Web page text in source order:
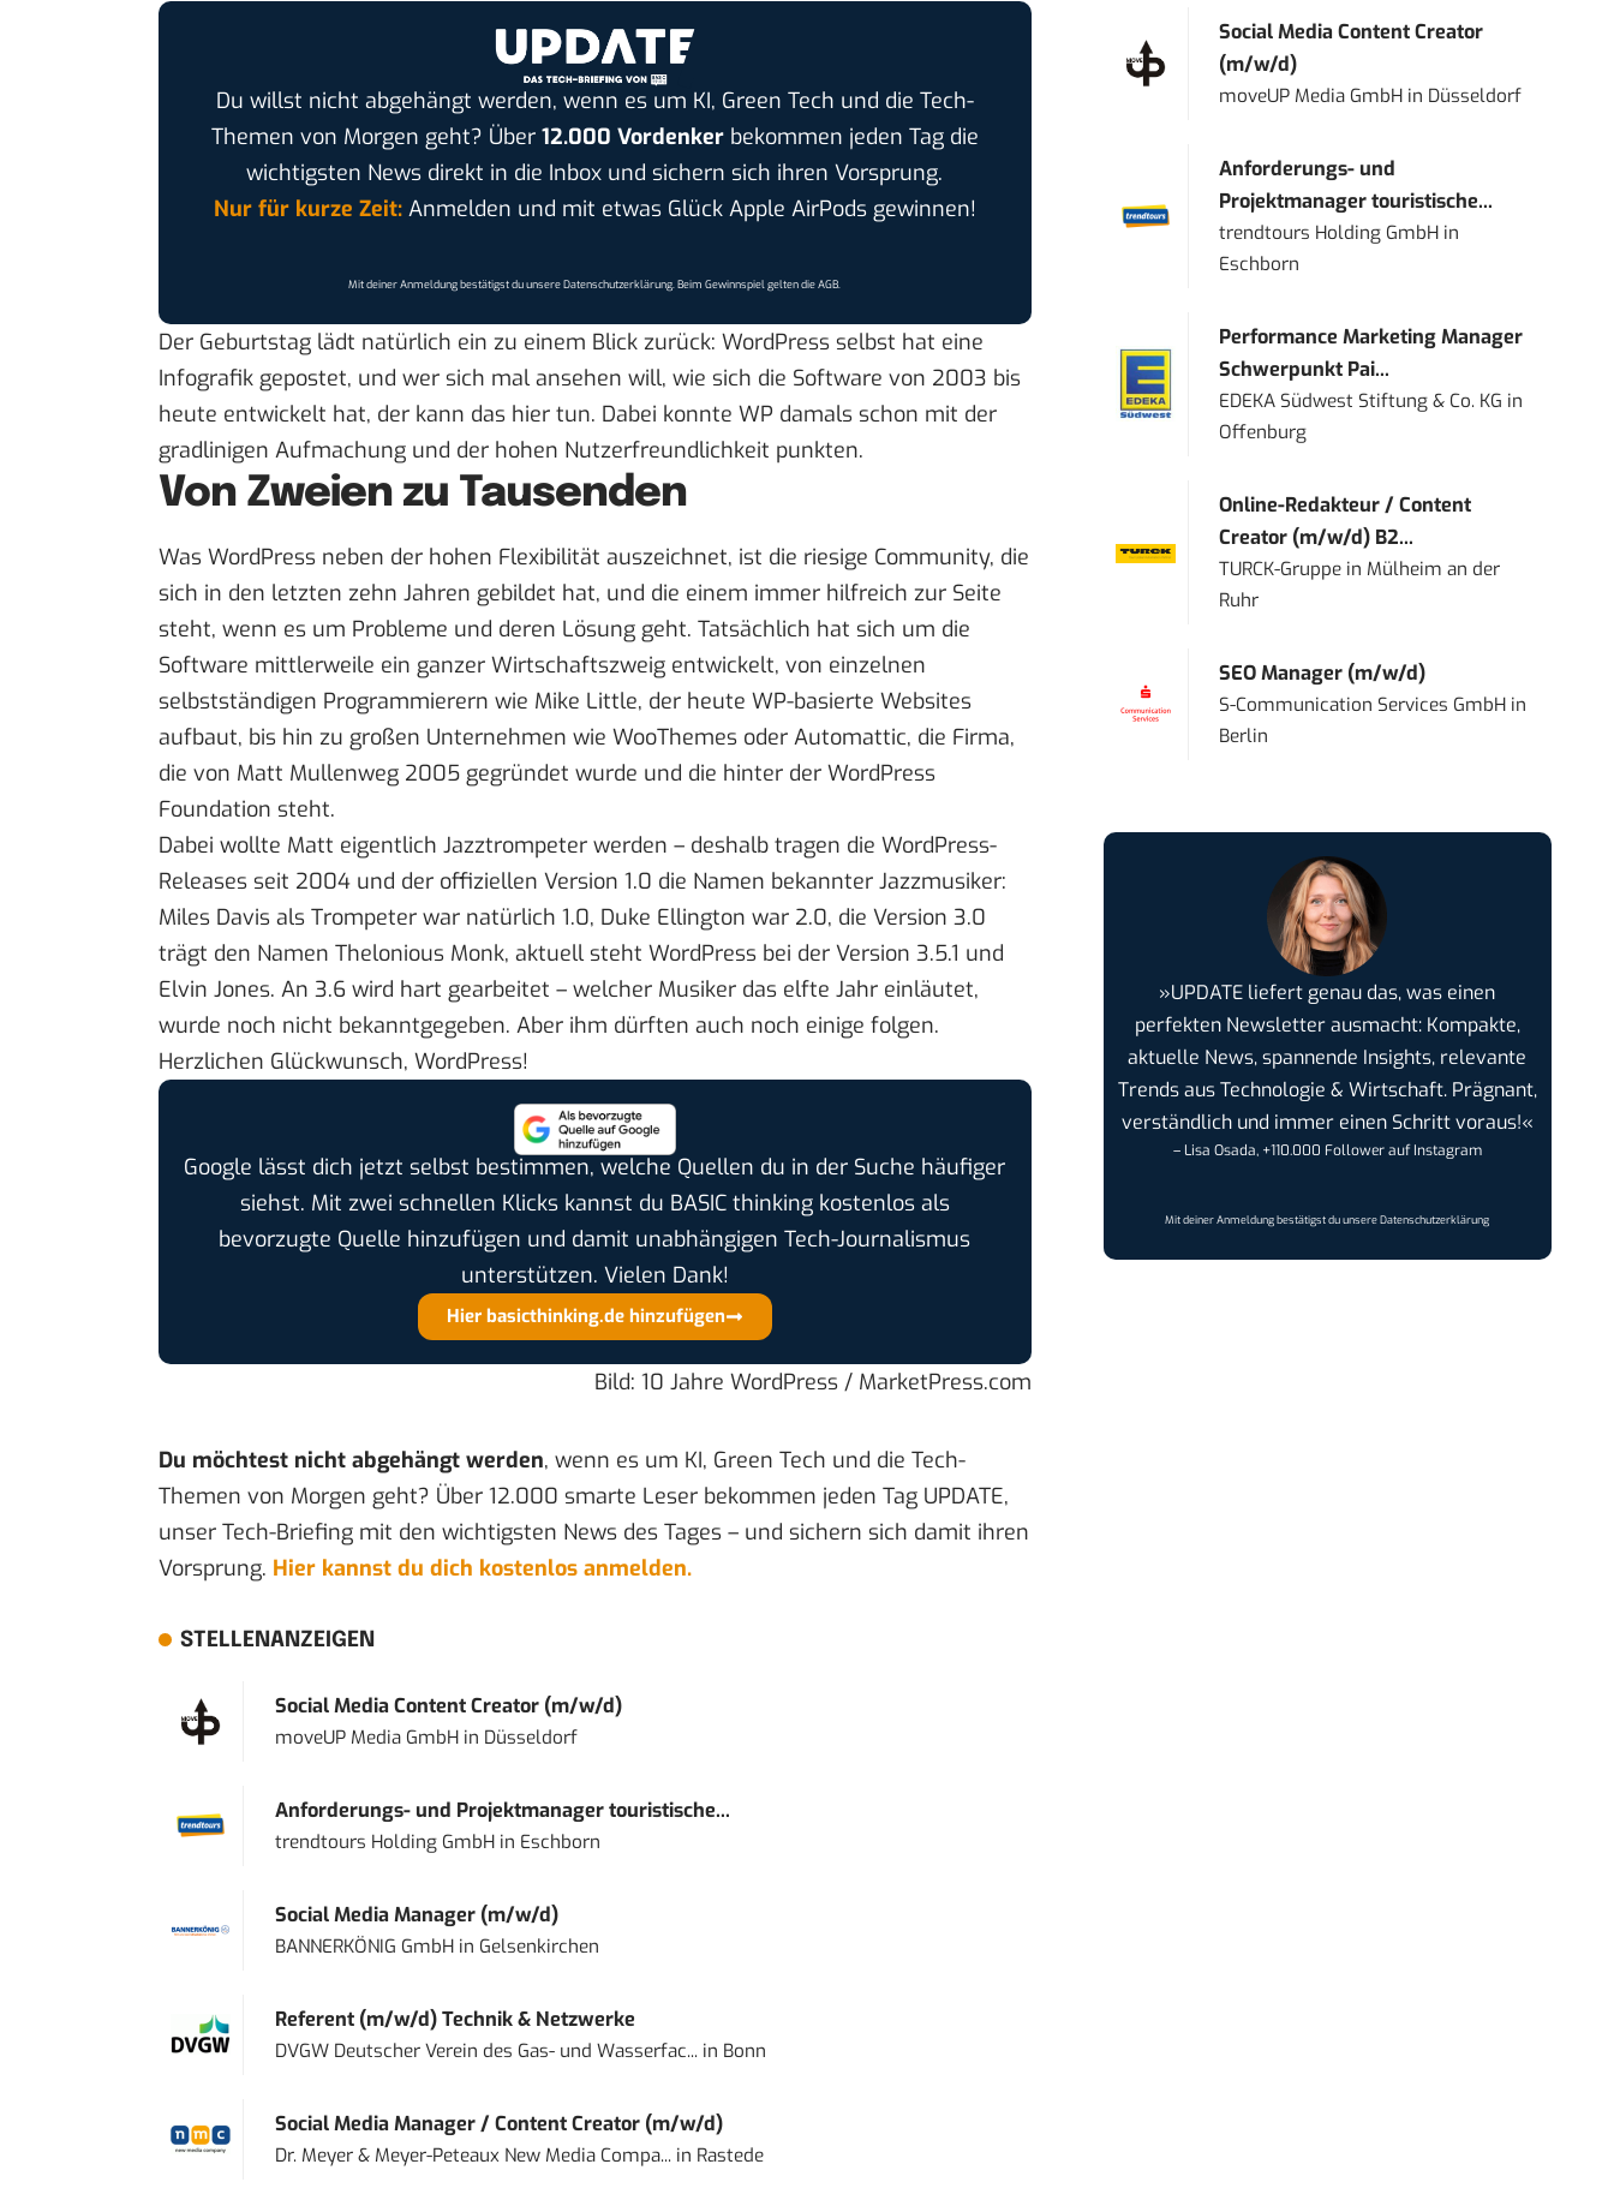
Du willst nicht abgehängt werden, wenn es um KI, Green Tech und die Tech-
Themen von Morgen geht? Über 12.000 Vordenkerbekommen jeden Tag die
wichtigsten News direkt in die Inbox und sichern sich ihren Vorsprung.
Nur für kurze Zeit:Anmelden und mit etwas Glück Apple AirPods gewinnen!
Mit deiner Anmeldung bestätigst du unsereDatenschutzerklärung. Beim Gewinnspiel gelten dieAGB.
Der Geburtstag lädt natürlich ein zu einem Blick zurück: WordPress selbst hat eine
Infografik gepostet, und wer sich mal ansehen will, wie sich die Software von 2003 bis
heute entwickelt hat, der kann das hier tun. Dabei konnte WP damals schon mit der
gradlinigen Aufmachung und der hohen Nutzerfreundlichkeit punkten.
Von Zweien zu Tausenden
Was WordPress neben der hohen Flexibilität auszeichnet, ist die riesige Community, die
sich in den letzten zehn Jahren gebildet hat, und die einem immer hilfreich zur Seite
steht, wenn es um Probleme und deren Lösung geht. Tatsächlich hat sich um die
Software mittlerweile ein ganzer Wirtschaftszweig entwickelt, von einzelnen
selbstständigen Programmierern wie Mike Little, der heute WP-basierte Websites
aufbaut, bis hin zu großen Unternehmen wie WooThemes oder Automattic, die Firma,
die von Matt Mullenweg 2005 gegründet wurde und die hinter der WordPress
Foundation steht.
Dabei wollte Matt eigentlich Jazztrompeter werden – deshalb tragen die WordPress-
Releases seit 2004 und der offiziellen Version 1.0 die Namen bekannter Jazzmusiker:
Miles Davis als Trompeter war natürlich 1.0, Duke Ellington war 2.0, die Version 3.0
trägt den Namen Thelonious Monk, aktuell steht WordPress bei der Version 3.5.1 und
Elvin Jones. An 3.6 wird hart gearbeitet – welcher Musiker das elfte Jahr einläutet,
wurde noch nicht bekanntgegeben. Aber ihm dürften auch noch einige folgen.
Herzlichen Glückwunsch, WordPress!
Google lässt dich jetzt selbst bestimmen, welche Quellen du in der Suche häufiger
siehst. Mit zwei schnellen Klicks kannst du BASIC thinking kostenlos als
bevorzugte Quelle hinzufügen und damit unabhängigen Tech-Journalismus
unterstützen. Vielen Dank!
Hier basicthinking.de hinzufügen
Bild: 10 Jahre WordPress / MarketPress.com
Du möchtest nicht abgehängt werden, wenn es um KI, Green Tech und die Tech-
Themen von Morgen geht? Über 12.000 smarte Leser bekommen jeden Tag UPDATE,
unser Tech-Briefing mit den wichtigsten News des Tages – und sichern sich damit ihren
Vorsprung. Hier kannst du dich kostenlos anmelden.
STELLENANZEIGEN
Social Media Content Creator (m/w/d)
moveUP Media GmbHin Düsseldorf
Anforderungs- und Projektmanager touristische...
trendtours Holding GmbHin Eschborn
Social Media Manager (m/w/d)
BANNERKÖNIG GmbHin Gelsenkirchen
Referent (m/w/d) Technik & Netzwerke
DVGW Deutscher Verein des Gas- und Wasserfac...in Bonn
Social Media Manager / Content Creator (m/w/d)
Dr. Meyer & Meyer-Peteaux New Media Compa...in Rastede
Social Media Content Creator
(m/w/d)
moveUP Media GmbH in Düsseldorf
Anforderungs- und
Projektmanager touristische...
trendtours Holding GmbH in
Eschborn
Performance Marketing Manager
Schwerpunkt Pai...
EDEKA Südwest Stiftung & Co. KG in
Offenburg
Online-Redakteur / Content
Creator (m/w/d) B2...
TURCK-Gruppe in Mülheim an der
Ruhr
SEO Manager (m/w/d)
S-Communication Services GmbH in
Berlin
»UPDATE liefert genau das, was einen
perfekten Newsletter ausmacht: Kompakte,
aktuelle News, spannende Insights, relevante
Trends aus Technologie & Wirtschaft. Prägnant,
verständlich und immer einen Schritt voraus!«
– Lisa Osada, +110.000 Follower auf Instagram
Mit deiner Anmeldung bestätigst du unsereDatenschutzerklärung